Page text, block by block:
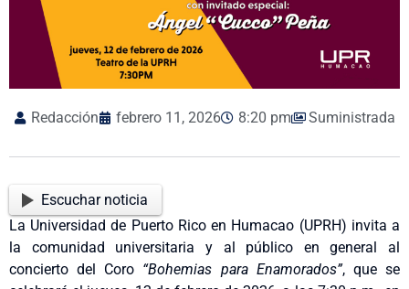
Redacción febrero 11, 2026 8:20 pm Suministrada
Escuchar noticia
La Universidad de Puerto Rico en Humacao (UPRH) invita a
la comunidad universitaria y al público en general al
concierto del Coro “Bohemias para Enamorados”, que se